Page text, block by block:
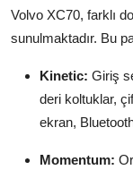
Volvo XC70, farklı
sunulmaktadır. Bu
Kinetic: Giriş
deri koltuklar,
ekran,
Momentum: